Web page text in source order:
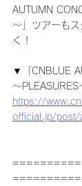
AUTUMN
～」ツアーも
く！
▼「CNBLUE
～
https://
official.jp/